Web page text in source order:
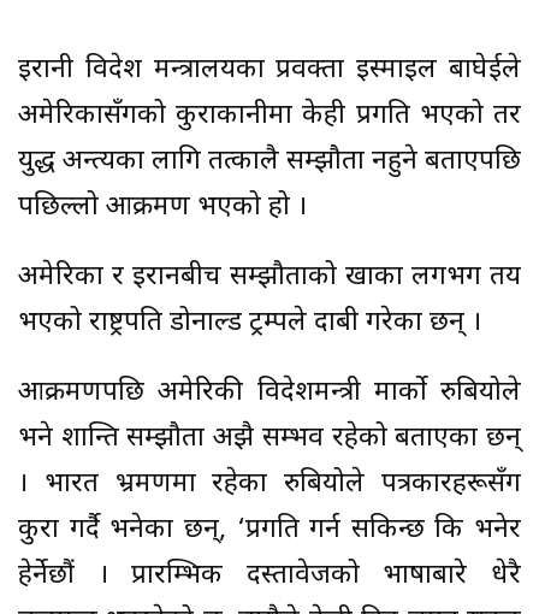
इरानी विदेश मन्त्रालयका प्रवक्ता इस्माइल बाघेईले
अमेरिकासँगको कुराकानीमा केही प्रगति भएको तर
युद्ध अन्त्यका लागि तत्कालै सम्झौता नहुने बताएपछि
पछिल्लो आक्रमण भएको हो ।
अमेरिका र इरानबीच सम्झौताको खाका लगभग तय
भएको राष्ट्रपति डोनाल्ड ट्रम्पले दाबी गरेका छन् ।
आक्रमणपछि अमेरिकी विदेशमन्त्री मार्को रुबियोले
भने शान्ति सम्झौता अझै सम्भव रहेको बताएका छन्
। भारत भ्रमणमा रहेका रुबियोले पत्रकारहरूसँग
कुरा गर्दै भनेका छन्, ‘प्रगति गर्न सकिन्छ कि भनेर
हेर्नेछौं । प्रारम्भिक दस्तावेजको भाषाबारे धेरै